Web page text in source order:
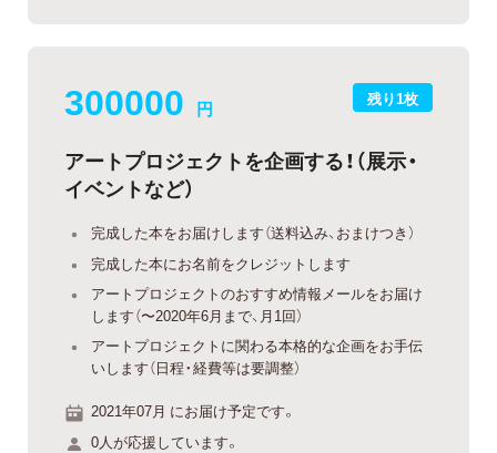
残り1枚
300000 円
アートプロジェクトを企画する！（展示・
イベントなど）
完成した本をお届けします（送料込み、おまけつき）
完成した本にお名前をクレジットします
アートプロジェクトのおすすめ情報メールをお届け
します（〜2020年6月まで、月1回）
アートプロジェクトに関わる本格的な企画をお手伝
いします（日程・経費等は要調整）
2021年07月 にお届け予定です。
0人が応援しています。